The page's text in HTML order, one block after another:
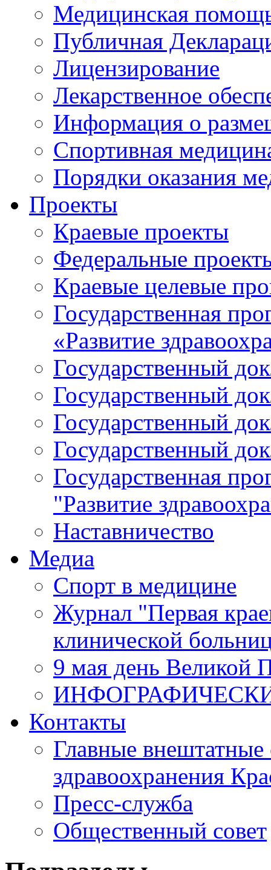
Медицинская
Публичная
Лицензирование
Лекарственное
Информация о
Спортивная
Порядки оказания
Проекты
Краевые проекты
Федеральные
Краевые целевые
Государственная
«Развитие
Государственный
Государственный
Государственный
Государственный
Государственная
"Развитие
Наставничество
Медиа
Спорт в медицине
Журнал "Первая
клинической
9 мая день Великой
Контакты
Главные внештатные
здравоохранения
Пресс-служба
Общественный совет